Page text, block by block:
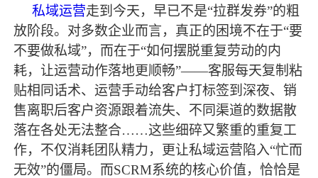
私域运营走到今天，早已不是“拉群发券”的粗
放阶段。对多数企业而言，真正的困境不在于“要
不要做私域”，而在于“如何摆脱重复劳动的内
耗，让运营动作落地更顺畅”——客服每天复制粘
贴相同话术、运营手动给客户打标签到深夜、销
售离职后客户资源跟着流失、不同渠道的数据散
落在各处无法整合……这些细碎又繁重的重复工
作，不仅消耗团队精力，更让私域运营陷入“忙而
无效”的僵局。而SCRM系统的核心价值，恰恰是